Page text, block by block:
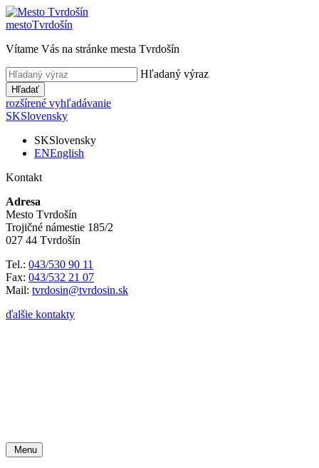
mestoTvrdošín
Vítame Vás na stránke mesta Tvrdošín
Hľadaný výraz
Hľadať
rozšírené vyhľadávanie
SKSlovensky
SKSlovensky
ENEnglish
Kontakt
Adresa
Mesto Tvrdošín
Trojičné námestie 185/2
027 44 Tvrdošín
Tel.: 043/530 90 11
Fax: 043/532 21 07
Mail: tvrdosin@tvrdosin.sk
ďalšie kontakty
Menu